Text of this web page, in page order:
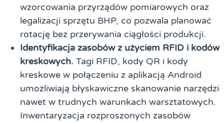
wzorcowania przyrządów pomiarowych oraz
legalizacji sprzętu BHP, co pozwala planować
rotację bez przerywania ciągłości produkcji.
Identyfikacja zasobów z użyciem RFID i kodów
kreskowych. Tagi RFID, kody QR i kody
kreskowe w połączeniu z aplikacją Android
umożliwiają błyskawiczne skanowanie narzędzi
nawet w trudnych warunkach warsztatowych.
Inwentaryzacja rozproszonych zasobów